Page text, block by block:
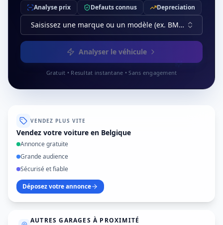
Analyse prix Defauts connus Depreciation
Saisissez une marque ou un modèle (ex. BMW, Série 3)
Analyser le véhicule
Gratuit • Resultat instantane • Sans engagement
VENDEZ PLUS VITE
Vendez votre voiture en Belgique
Annonce gratuite
Grande audience
Sécurisé et fiable
Déposez votre annonce
AUTRES GARAGES À PROXIMITÉ